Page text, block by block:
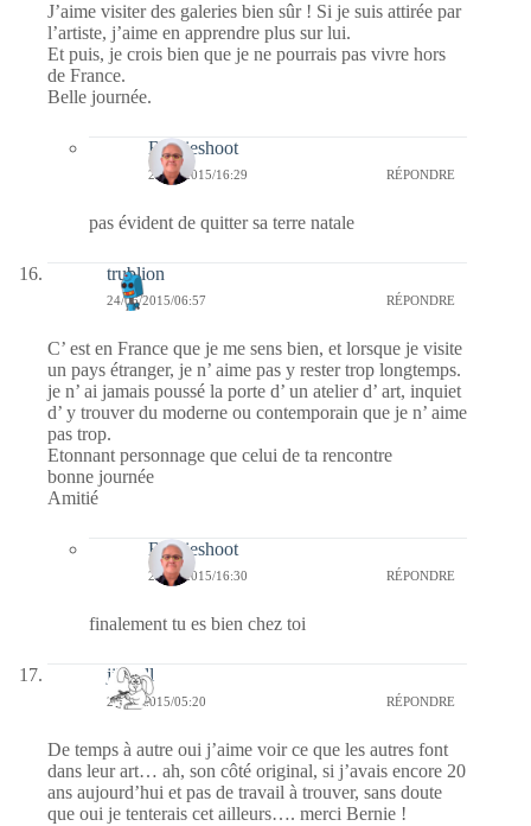
J’aime visiter des galeries bien sûr ! Si je suis attirée par
l’artiste, j’aime en apprendre plus sur lui.
Et puis, je crois bien que je ne pourrais pas vivre hors
de France.
Belle journée.
Bernieshoot
24/06/2015/16:29 RÉPONDRE
pas évident de quitter sa terre natale
trublion
24/06/2015/06:57 RÉPONDRE
C’ est en France que je me sens bien, et lorsque je visite
un pays étranger, je n’ aime pas y rester trop longtemps.
je n’ ai jamais poussé la porte d’ un atelier d’ art, inquiet
d’ y trouver du moderne ou contemporain que je n’ aime
pas trop.
Etonnant personnage que celui de ta rencontre
bonne journée
Amitié
Bernieshoot
24/06/2015/16:30 RÉPONDRE
finalement tu es bien chez toi
jill bill
24/06/2015/05:20 RÉPONDRE
De temps à autre oui j’aime voir ce que les autres font
dans leur art… ah, son côté original, si j’avais encore 20
ans aujourd’hui et pas de travail à trouver, sans doute
que oui je tenterais cet ailleurs…. merci Bernie !